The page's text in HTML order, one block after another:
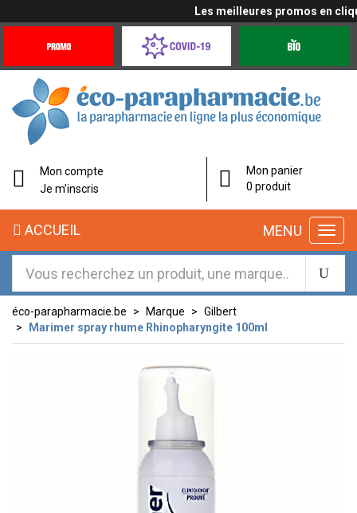
Les meilleures promos en
Offres
Coronavirus
éco-
parapharmacie.fr
éco-
parapharmacie.fr
Mon compte
Je m’inscris
Mon panier
0 produit
MENU
ACCUEIL
éco-parapharmacie.be Marque
Gilbert
Marimer spray rhume Rhinopharyngite 100ml